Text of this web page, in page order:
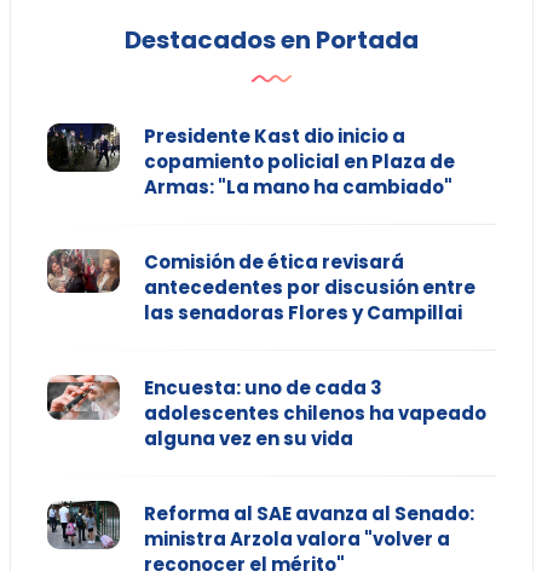
Destacados en Portada
Presidente Kast dio inicio a
copamiento policial en Plaza de
Armas: "La mano ha cambiado"
Comisión de ética revisará
antecedentes por discusión entre
las senadoras Flores y Campillai
Encuesta: uno de cada 3
adolescentes chilenos ha vapeado
alguna vez en su vida
Reforma al SAE avanza al Senado:
ministra Arzola valora "volver a
reconocer el mérito"